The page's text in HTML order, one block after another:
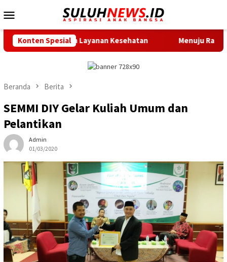
ke
Mobile
Konten Spesial
Layanan Kesehatan Menuju Race Day, City
Beranda Berita
SEMMI DIY Gelar Kuliah Umum dan
Pelantikan
Admin
01/03/2020